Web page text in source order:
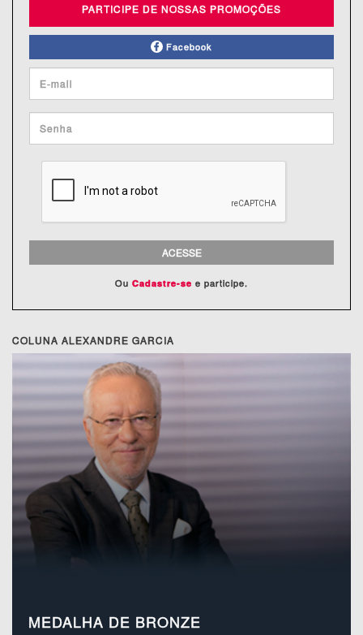
PARTICIPE DE NOSSAS PROMOÇÕES
Facebook
ACESSE
Ou Cadastre-se e participe.
COLUNA ALEXANDRE GARCIA
MEDALHA DE BRONZE